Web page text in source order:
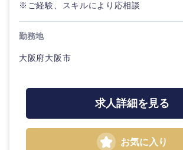
※ご経験、スキルにより応相談
勤務地
大阪府大阪市
求人詳細を見る
お気に入り